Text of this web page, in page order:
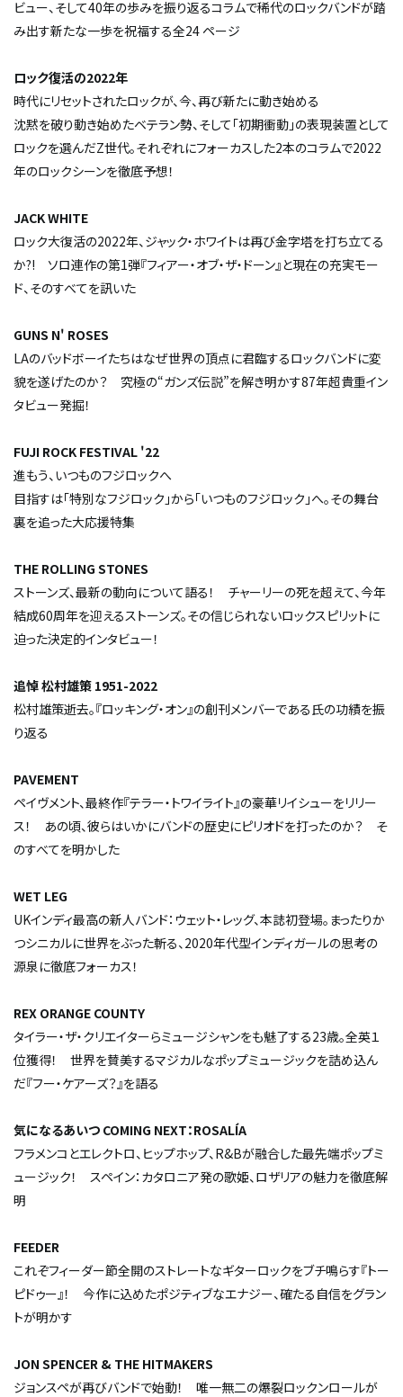
ビュー、そして40年の歩みを振り返るコラムで稀代のロックバンドが踏
み出す新たな一歩を祝福する全24 ページ
ロック復活の2022年
時代にリセットされたロックが、今、再び新たに動き始める
沈黙を破り動き始めたベテラン勢、そして「初期衝動」の表現装置として
ロックを選んだZ世代。それぞれにフォーカスした2本のコラムで2022
年のロックシーンを徹底予想！
JACK WHITE
ロック大復活の2022年、ジャック・ホワイトは再び金字塔を打ち立てる
か?! ソロ連作の第1弾『フィアー・オブ・ザ・ドーン』と現在の充実モー
ド、そのすべてを訊いた
GUNS N' ROSES
LAのバッドボーイたちはなぜ世界の頂点に君臨するロックバンドに変
貌を遂げたのか？ 究極の“ガンズ伝説”を解き明かす87年超貴重イン
タビュー発掘！
FUJI ROCK FESTIVAL '22
進もう、いつものフジロックへ
目指すは「特別なフジロック」から「いつものフジロック」へ。その舞台
裏を追った大応援特集
THE ROLLING STONES
ストーンズ、最新の動向について語る！ チャーリーの死を超えて、今年
結成60周年を迎えるストーンズ。その信じられないロックスピリットに
迫った決定的インタビュー！
追悼 松村雄策 1951-2022
松村雄策逝去。『ロッキング・オン』の創刊メンバーである氏の功績を振
り返る
PAVEMENT
ペイヴメント、最終作『テラー・トワイライト』の豪華リイシューをリリー
ス！ あの頃、彼らはいかにバンドの歴史にピリオドを打ったのか？ そ
のすべてを明かした
WET LEG
UKインディ最高の新人バンド：ウェット・レッグ、本誌初登場。まったりか
つシニカルに世界をぶった斬る、2020年代型インディガールの思考の
源泉に徹底フォーカス！
REX ORANGE COUNTY
タイラー・ザ・クリエイターらミュージシャンをも魅了する23歳。全英１
位獲得！ 世界を賛美するマジカルなポップミュージックを詰め込ん
だ『フー・ケアーズ？』を語る
気になるあいつ COMING NEXT：ROSALÍA
フラメンコとエレクトロ、ヒップホップ、R&Bが融合した最先端ポップミ
ュージック！ スペイン：カタロニア発の歌姫、ロザリアの魅力を徹底解
明
FEEDER
これぞフィーダー節全開のストレートなギターロックをブチ鳴らす『トー
ピドゥー』！ 今作に込めたポジティブなエナジー、確たる自信をグラン
トが明かす
JON SPENCER & THE HITMAKERS
ジョンスペが再びバンドで始動！ 唯一無二の爆裂ロックンロールが